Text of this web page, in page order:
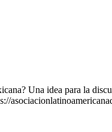
Una idea para la